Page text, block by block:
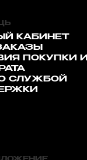
КАБИНЕТ
ПОКУПКИ И
СЛУЖБОЙ